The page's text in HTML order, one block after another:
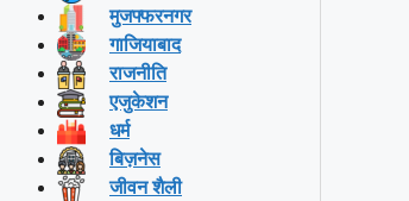
मुजफ्फरनगर
गाजियाबाद
राजनीति
एजुकेशन
धर्म
बिज़नेस
जीवन शैली